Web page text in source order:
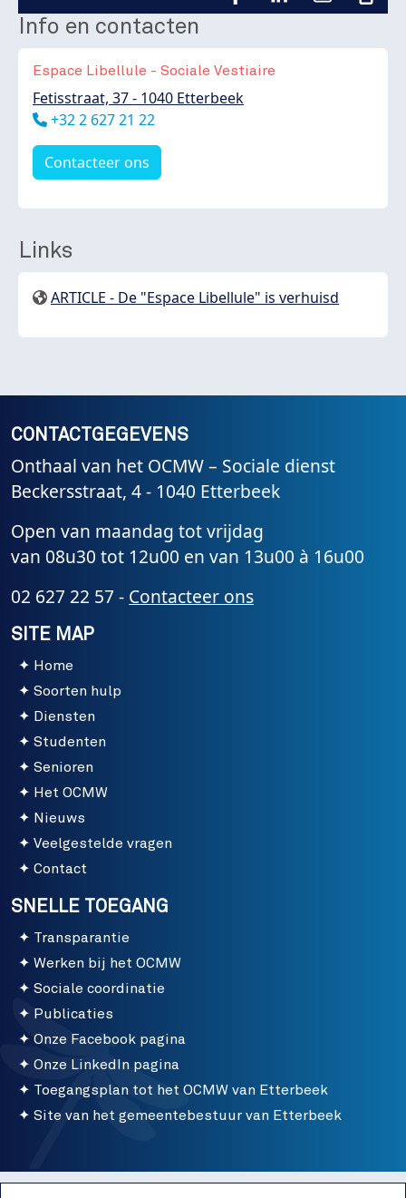
Info en contacten
Espace Libellule - Sociale Vestiaire
Fetisstraat, 37 - 1040 Etterbeek
Téléphone
+32 2 627 21 22
Contacteer ons
Links
ARTICLE - De "Espace Libellule" is verhuisd
CONTACTGEGEVENS
Onthaal van het OCMW – Sociale dienst
Beckersstraat, 4 - 1040 Etterbeek
Open van maandag tot vrijdag
van 08u30 tot 12u00 en van 13u00 à 16u00
02 627 22 57 - Contacteer ons
SITE MAP
Home
Soorten hulp
Diensten
Studenten
Senioren
Het OCMW
Nieuws
Veelgestelde vragen
Contact
SNELLE TOEGANG
Transparantie
Werken bij het OCMW
Sociale coordinatie
Publicaties
Onze Facebook pagina
Onze LinkedIn pagina
Toegangsplan tot het OCMW van Etterbeek
Site van het gemeentebestuur van Etterbeek
Menu bottom